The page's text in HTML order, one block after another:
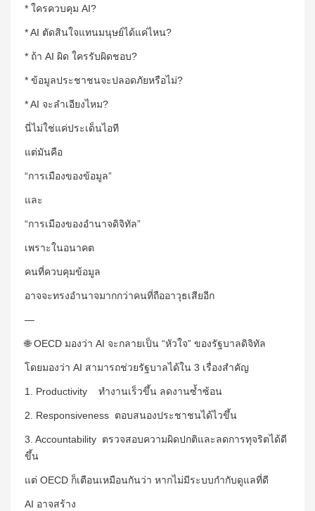
* ใครควบคุม AI?
* AI ตัดสินใจแทนมนุษย์ได้แค่ไหน?
* ถ้า AI ผิด ใครรับผิดชอบ?
* ข้อมูลประชาชนจะปลอดภัยหรือไม่?
* AI จะลำเอียงไหม?
นี่ไม่ใช่แค่ประเด็นไอที
แต่มันคือ
“การเมืองของข้อมูล”
และ
“การเมืองของอำนาจดิจิทัล”
เพราะในอนาคต
คนที่ควบคุมข้อมูล
อาจจะทรงอำนาจมากกว่าคนที่ถืออาวุธเสียอีก
—
🌐 OECD มองว่า AI จะกลายเป็น “หัวใจ” ของรัฐบาลดิจิทัล
โดยมองว่า AI สามารถช่วยรัฐบาลได้ใน 3 เรื่องสำคัญ
1. Productivity ทำงานเร็วขึ้น ลดงานซ้ำซ้อน
2. Responsiveness ตอบสนองประชาชนได้ไวขึ้น
3. Accountability ตรวจสอบความผิดปกติและลดการทุจริตได้ดี
ขึ้น
แต่ OECD ก็เตือนเหมือนกันว่า หากไม่มีระบบกำกับดูแลที่ดี
AI อาจสร้าง